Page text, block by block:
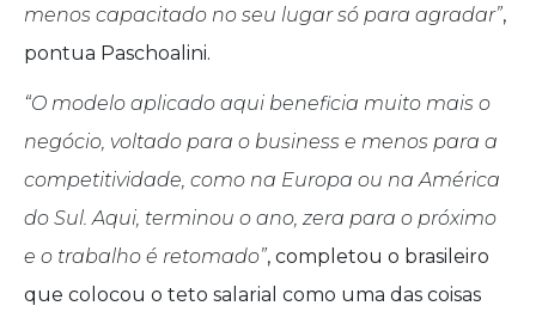
menos capacitado no seu lugar só para agradar”,
pontua Paschoalini.
“O modelo aplicado aqui beneficia muito mais o
negócio, voltado para o business e menos para a
competitividade, como na Europa ou na América
do Sul. Aqui, terminou o ano, zera para o próximo
e o trabalho é retomado”, completou o brasileiro
que colocou o teto salarial como uma das coisas